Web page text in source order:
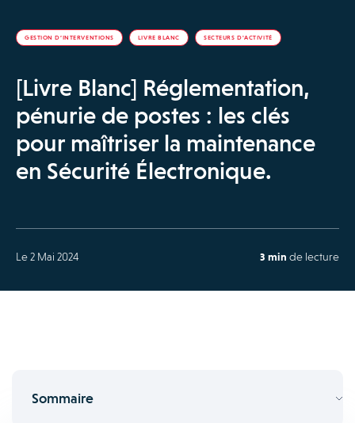
GESTION D’INTERVENTIONS LIVRE BLANC SECTEURS D'ACTIVITÉ
[Livre Blanc] Réglementation,
pénurie de postes : les clés
pour maîtriser la maintenance
en Sécurité Électronique.
Le 2 Mai 2024 3 min de lecture
Sommaire